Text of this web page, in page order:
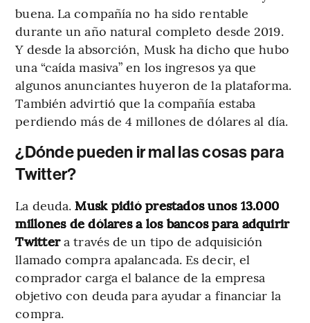
buena. La compañía no ha sido rentable
durante un año natural completo desde 2019.
Y desde la absorción, Musk ha dicho que hubo
una “caída masiva” en los ingresos ya que
algunos anunciantes huyeron de la plataforma.
También advirtió que la compañía estaba
perdiendo más de 4 millones de dólares al día.
¿Dónde pueden ir mal las cosas para
Twitter?
La deuda.Musk pidió prestados unos 13.000
millones de dólares a los bancos para adquirir
Twittera través de un tipo de adquisición
llamado compra apalancada. Es decir, el
comprador carga el balance de la empresa
objetivo con deuda para ayudar a financiar la
compra.